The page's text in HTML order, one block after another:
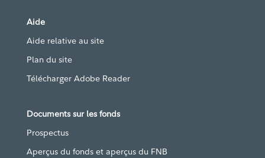
Aide
Aide relative au site
Plan du site
Télécharger Adobe Reader
Documents sur les fonds
Prospectus
Aperçus du fonds et aperçus du FNB